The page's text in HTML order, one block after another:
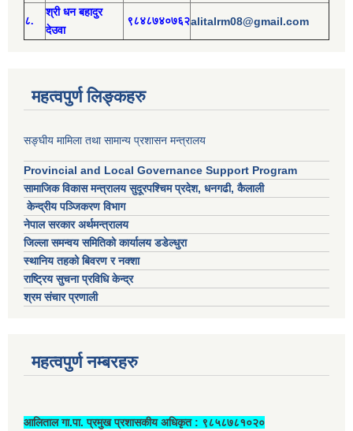
८.
श्री धन बहादुर
देउवा
९८४८७४०७६२alitalrm08@gmail.com
महत्वपुर्ण लिङ्कहरु
सङ्घीय मामिला तथा सामान्य प्रशासन मन्त्रालय
Provincial and Local Governance Support Program
सामाजिक विकास मन्त्रालय सुदूरपश्चिम प्रदेश, धनगढी, कैलाली
केन्द्रीय पञ्जिकरण विभाग
नेपाल सरकार अर्थमन्त्रालय
जिल्ला समन्वय समितिको कार्यालय डडेल्धुरा
स्थानिय तहको बिवरण र नक्शा
राष्ट्रिय सुचना प्रविधि केन्द्र
श्रम संचार प्रणाली
महत्वपुर्ण नम्बरहरु
आलिताल गा.पा. प्रमुख प्रशासकीय अधिकृत ‍: ९८५८७८१०२०